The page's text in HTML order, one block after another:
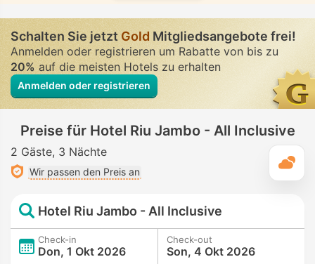
Schalten Sie jetztGold Mitgliedsangebote frei!
Anmelden oder registrieren um Rabatte von bis zu
20%auf die meisten Hotels zu erhalten
Anmelden oder registrieren
Preise für Hotel Riu Jambo - All Inclusive
2 Gäste 3 Nächte
Wir passen den Preis an
Hotel Riu Jambo - All Inclusive
Check-in
Don, 1 Okt 2026
Check-out
Son, 4 Okt 2026